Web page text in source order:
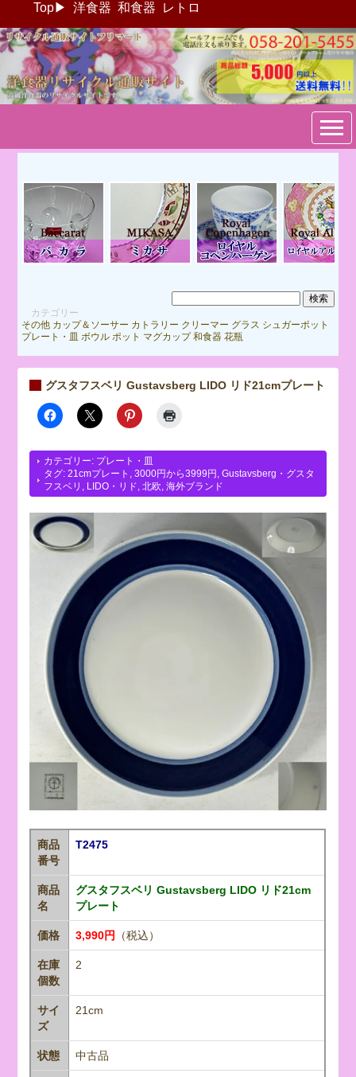
Top▶ 洋食器 和食器 レトロ
ブランド洋食器：リサイクル
通販サイトフリマート
カテゴリー
その他 カップ＆ソーサー カトラリー クリーマー グラス シュガーポット
プレート・皿 ボウル ポット マグカップ 和食器 花瓶
グスタフスベリ Gustavsberg LIDO リド21cmプレート
カテゴリー: プレート・皿
タグ:21cmプレート ,3000円から3999円 ,Gustavsberg・グスタ
フスベリ , LIDO・リド,北欧,海外ブランド
商品
番号
T2475
商品
名
グスタフスベリ Gustavsberg LIDO リド21cm
プレート
価格 3,990円 （税込）
在庫
個数
2
サイ
ズ
21cm
状態 中古品